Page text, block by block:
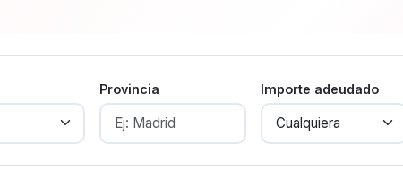
Provincia Importe adeudado